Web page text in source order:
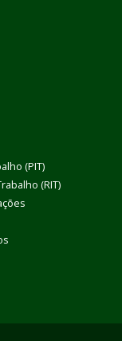
(PIT)
(RIT)